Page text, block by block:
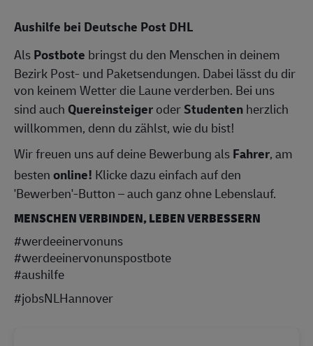
Aushilfe bei Deutsche Post DHL
AlsPostbote bringst du den Menschen in deinem
Bezirk Post- und Paketsendungen. Dabei lässt du dir
von keinem Wetter die Laune verderben. Bei uns
sind auch QuereinsteigeroderStudentenherzlich
willkommen, denn du zählst, wie du bist!
Wir freuen uns auf deine Bewerbung alsFahrer, am
bestenonline! Klicke dazu einfach auf den
'Bewerben'-Button – auch ganz ohne Lebenslauf.
MENSCHEN VERBINDEN, LEBEN VERBESSERN
#werdeeinervonuns
#werdeeinervonunspostbote
#aushilfe
#jobsNLHannover